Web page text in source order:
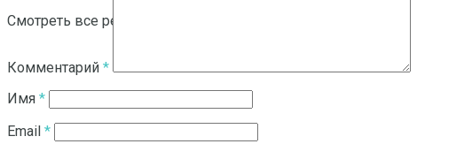
Смотреть все результаты
Комментарий *
Имя *
Email *